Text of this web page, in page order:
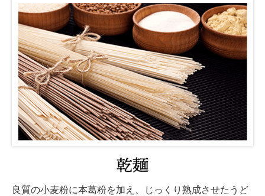
良質の小麦粉に本葛粉を加え、じっくり熟成させたうど